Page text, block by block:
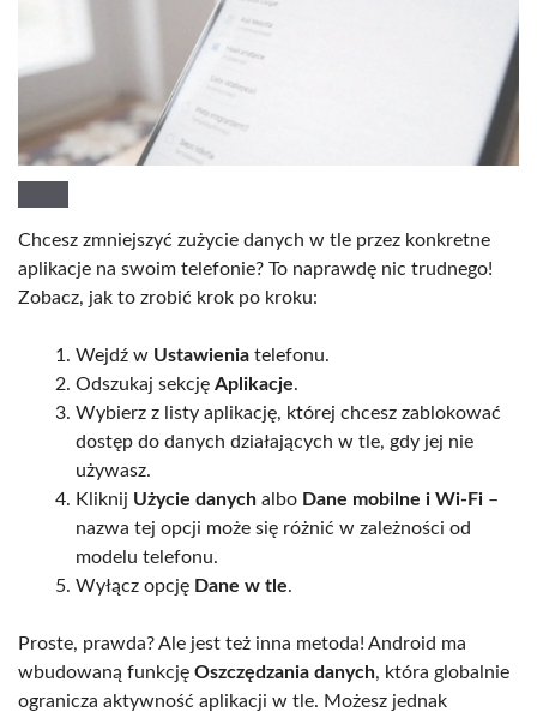
Chcesz zmniejszyć zużycie danych w tle przez konkretne
aplikacje na swoim telefonie? To naprawdę nic trudnego!
Zobacz, jak to zrobić krok po kroku:
Wejdź w Ustawienia telefonu.
Odszukaj sekcję Aplikacje.
Wybierz z listy aplikację, której chcesz zablokować
dostęp do danych działających w tle, gdy jej nie
używasz.
Kliknij Użycie danych albo Dane mobilne i Wi-Fi –
nazwa tej opcji może się różnić w zależności od
modelu telefonu.
Wyłącz opcję Dane w tle.
Proste, prawda? Ale jest też inna metoda! Android ma
wbudowaną funkcję Oszczędzania danych, która globalnie
ogranicza aktywność aplikacji w tle. Możesz jednak